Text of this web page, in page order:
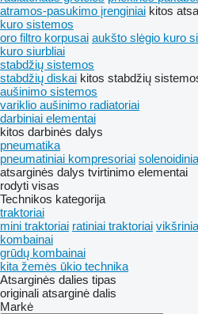
atramos-pasukimo įrenginiai kitos
kuro sistemos
oro filtro korpusai aukšto slėgio kuro
kuro siurbliai
stabdžių sistemos
stabdžių diskai kitos stabdžių
aušinimo sistemos
variklio aušinimo radiatoriai
darbiniai elementai
kitos darbinės dalys
pneumatika
pneumatiniai kompresoriai
atsarginės dalys tvirtinimo elementai
rodyti visas
Technikos kategorija
traktoriai
mini traktoriai ratiniai traktoriai
kombainai
grūdų kombainai
kita žemės ūkio technika
Atsarginės dalies tipas
originali atsarginė dalis
Markė